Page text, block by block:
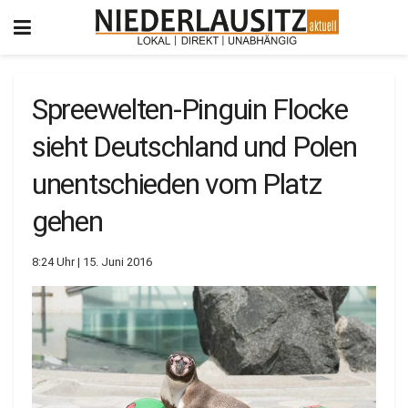
Spreewelten-Pinguin Flocke
sieht Deutschland und Polen
unentschieden vom Platz
gehen
8:24 Uhr | 15. Juni 2016